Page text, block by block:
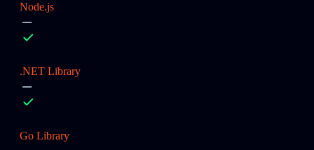
Node.js
.NET Library
Go Library